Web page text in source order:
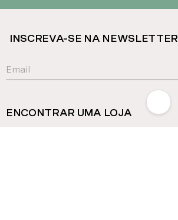
INSCREVA-SE NA NEWSLETTER
ENCONTRAR UMA LOJA